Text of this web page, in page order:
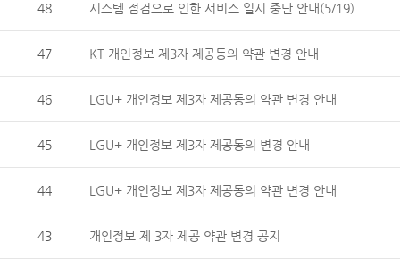
48 시스템 점검으로 인한 서비스 일시 중단 안내(5/19)
47 KT 개인정보 제3자 제공동의 약관 변경 안내
46 LGU+ 개인정보 제3자 제공동의 약관 변경 안내
45 LGU+ 개인정보 제3자 제공동의 변경 안내
44 LGU+ 개인정보 제3자 제공동의 약관 변경 안내
43 개인정보 제 3자 제공 약관 변경 공지